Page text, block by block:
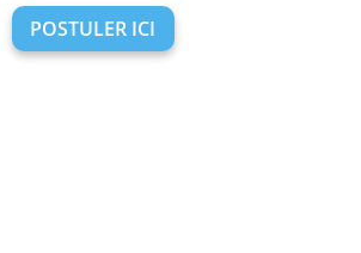
POSTULER ICI